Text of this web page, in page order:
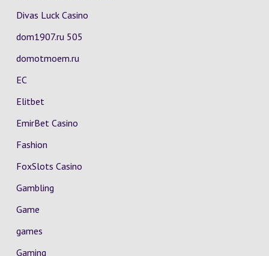
Divas Luck Casino
dom1907.ru 505
domotmoem.ru
EC
Elitbet
EmirBet Casino
Fashion
FoxSlots Casino
Gambling
Game
games
Gaming